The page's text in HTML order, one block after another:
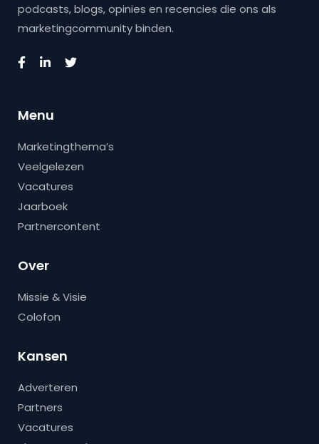
podcasts, blogs, opinies en recencies die ons als
marketingcommunity binden.
Menu
Marketingthema’s
Veelgelezen
Vacatures
Jaarboek
Partnercontent
Over
Missie & Visie
Colofon
Kansen
Adverteren
Partners
Vacatures